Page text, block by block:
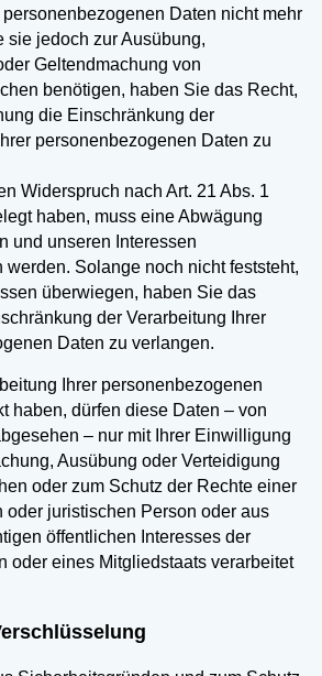
Daten nicht mehr
sie jedoch zur Ausübung,
Geltendmachung von
benötigen, haben Sie das Recht,
die Einschränkung der
personenbezogenen Daten zu
Widerspruch nach Art. 21 Abs. 1
haben, muss eine Abwägung
und unseren Interessen
werden. Solange noch nicht feststeht,
überwiegen, haben Sie das
der Verarbeitung Ihrer
Daten zu verlangen.
Ihrer personenbezogenen
haben, dürfen diese Daten – von
– nur mit Ihrer Einwilligung
Ausübung oder Verteidigung
oder zum Schutz der Rechte einer
oder juristischen Person oder aus
öffentlichen Interesses der
oder eines Mitgliedstaats verarbeitet